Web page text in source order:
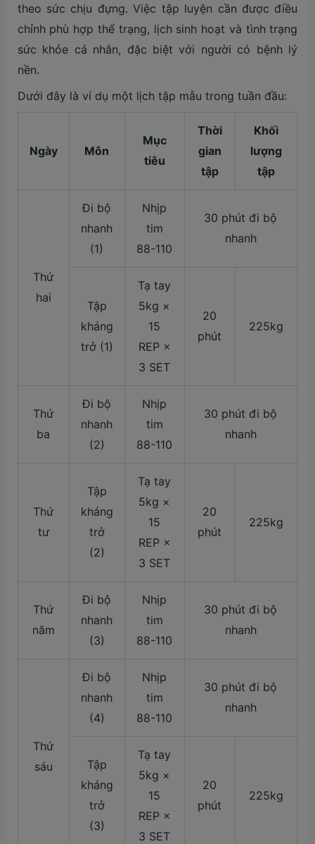
theo sức chịu đựng. Việc tập luyện cần được điều
chỉnh phù hợp thể trạng, lịch sinh hoạt và tình trạng
sức khỏe cá nhân, đặc biệt với người có bệnh lý
nền.
Dưới đây là ví dụ một lịch tập mẫu trong tuần đầu:
Ngày Môn
Mục
tiêu
Thời
gian
tập
Khối
lượng
tập
Thứ
hai
Đi bộ
nhanh
(1)
Nhịp
tim
88-110
30 phút đi bộ
nhanh
Tập
kháng
trở (1)
Tạ tay
5kg ×
15
REP ×
3 SET
20
phút
225kg
Thứ
ba
Đi bộ
nhanh
(2)
Nhịp
tim
88-110
30 phút đi bộ
nhanh
Thứ
tư
Tập
kháng
trở
(2)
Tạ tay
5kg ×
15
REP ×
3 SET
20
phút
225kg
Thứ
năm
Đi bộ
nhanh
(3)
Nhịp
tim
88-110
30 phút đi bộ
nhanh
Thứ
sáu
Đi bộ
nhanh
(4)
Nhịp
tim
88-110
30 phút đi bộ
nhanh
Tập
kháng
trở
(3)
Tạ tay
5kg ×
15
REP ×
3 SET
20
phút
225kg